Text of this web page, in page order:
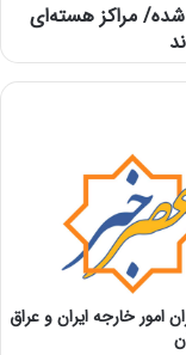
مراکز هسته‌ای
امور خارجه ایران و عراق